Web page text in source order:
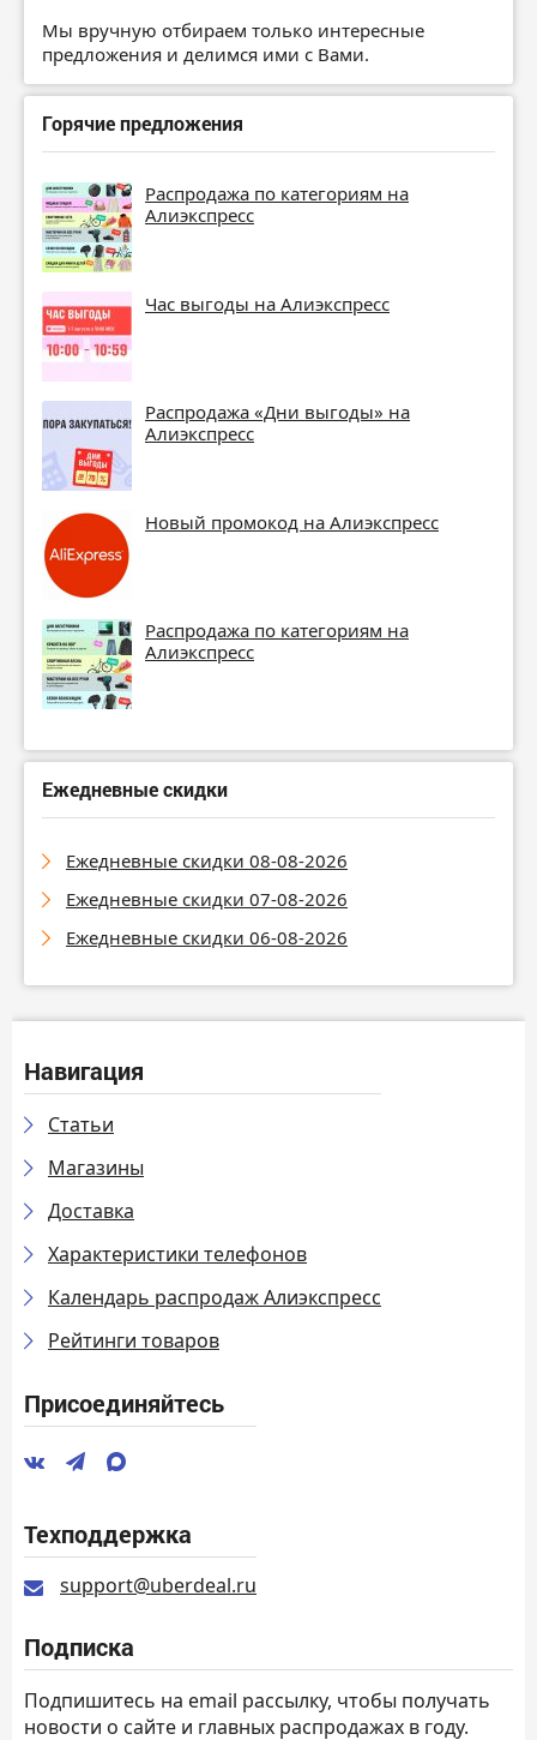
Мы вручную отбираем только интересные
предложения и делимся ими с Вами.
Горячие предложения
Распродажа по категориям на
Алиэкспресс
Час выгоды на Алиэкспресс
Распродажа «Дни выгоды» на
Алиэкспресс
Новый промокод на Алиэкспресс
Распродажа по категориям на
Алиэкспресс
Ежедневные скидки
Ежедневные скидки 08-08-2026
Ежедневные скидки 07-08-2026
Ежедневные скидки 06-08-2026
Навигация
Статьи
Магазины
Доставка
Характеристики телефонов
Календарь распродаж Алиэкспресс
Рейтинги товаров
Присоединяйтесь
Техподдержка
support@uberdeal.ru
Подписка
Подпишитесь на email рассылку, чтобы получать
новости о сайте и главных распродажах в году.